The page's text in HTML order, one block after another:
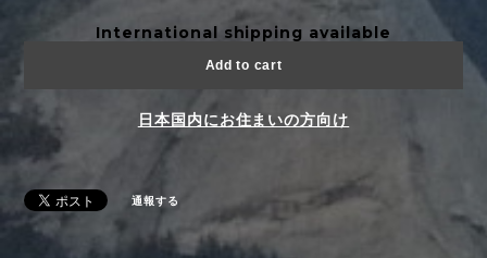
International shipping available
Add to cart
日本国内にお住まいの方向け
通報する